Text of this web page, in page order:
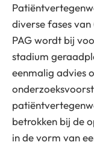
diverse fases
PAG wordt bij
stadium
eenmalig advies
betrokken bij de
in de vorm van